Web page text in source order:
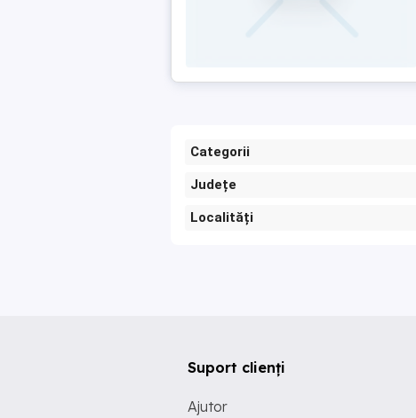
Categorii
Județe
Localități
Suport clienți
Ajutor